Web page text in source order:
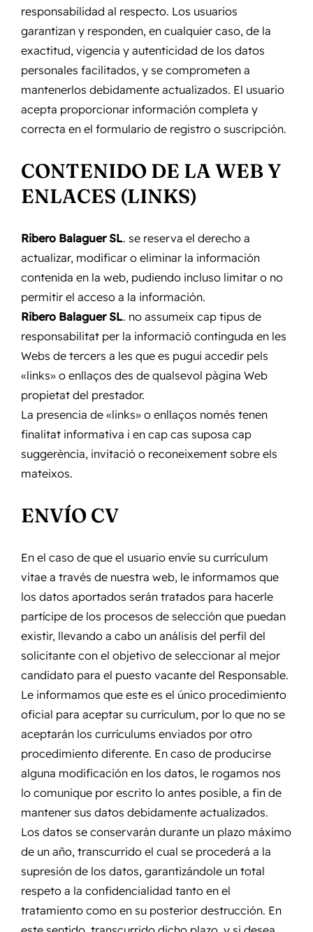
responsabilidad al respecto. Los usuarios
garantizan y responden, en cualquier caso, de la
exactitud, vigencia y autenticidad de los datos
personales facilitados, y se comprometen a
mantenerlos debidamente actualizados. El usuario
acepta proporcionar información completa y
correcta en el formulario de registro o suscripción.
CONTENIDO DE LA WEB Y
ENLACES (LINKS)
Ribero Balaguer SL. se reserva el derecho a
actualizar, modificar o eliminar la información
contenida en la web, pudiendo incluso limitar o no
permitir el acceso a la información.
Ribero Balaguer SL. no assumeix cap tipus de
responsabilitat per la informació continguda en les
Webs de tercers a les que es pugui accedir pels
«links» o enllaços des de qualsevol pàgina Web
propietat del prestador.
La presencia de «links» o enllaços només tenen
finalitat informativa i en cap cas suposa cap
suggerència, invitació o reconeixement sobre els
mateixos.
ENVÍO CV
En el caso de que el usuario envíe su currículum
vitae a través de nuestra web, le informamos que
los datos aportados serán tratados para hacerle
partícipe de los procesos de selección que puedan
existir, llevando a cabo un análisis del perfil del
solicitante con el objetivo de seleccionar al mejor
candidato para el puesto vacante del Responsable.
Le informamos que este es el único procedimiento
oficial para aceptar su currículum, por lo que no se
aceptarán los currículums enviados por otro
procedimiento diferente. En caso de producirse
alguna modificación en los datos, le rogamos nos
lo comunique por escrito lo antes posible, a fin de
mantener sus datos debidamente actualizados.
Los datos se conservarán durante un plazo máximo
de un año, transcurrido el cual se procederá a la
supresión de los datos, garantizándole un total
respeto a la confidencialidad tanto en el
tratamiento como en su posterior destrucción. En